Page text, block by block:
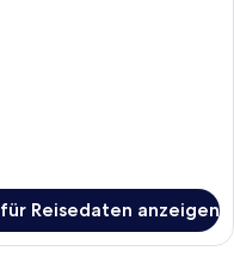
Reisedaten anzeigen